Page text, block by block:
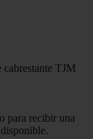
TJM
para recibir una